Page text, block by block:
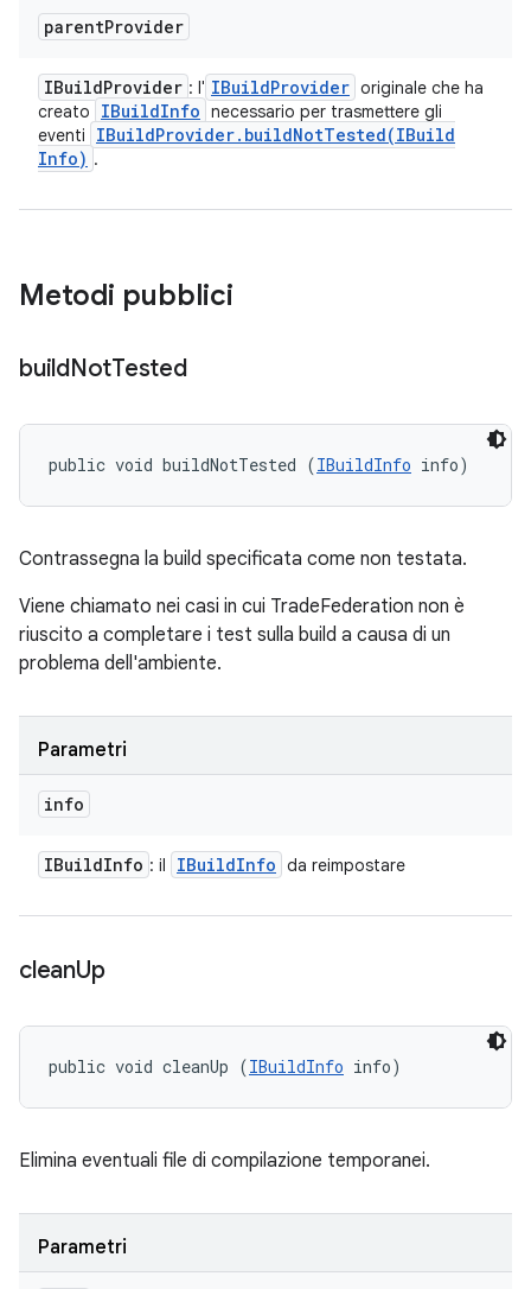
parentProvider
IBuildProvider : l' IBuildProvider originale che ha
creato
IBuildInfo necessario per trasmettere gli
eventi
IBuildProvider. buildNotTested(IBuild
Info) .
Metodi pubblici
buildNotTested
public void buildNotTested (IBuildInfo info)
Contrassegna la build specificata come non testata.
Viene chiamato nei casi in cui TradeFederation non è
riuscito a completare i test sulla build a causa di un
problema dell'ambiente.
Parametri
info
IBuildInfo : il IBuildInfo da reimpostare
cleanUp
public void cleanUp (IBuildInfo info)
Elimina eventuali file di compilazione temporanei.
Parametri